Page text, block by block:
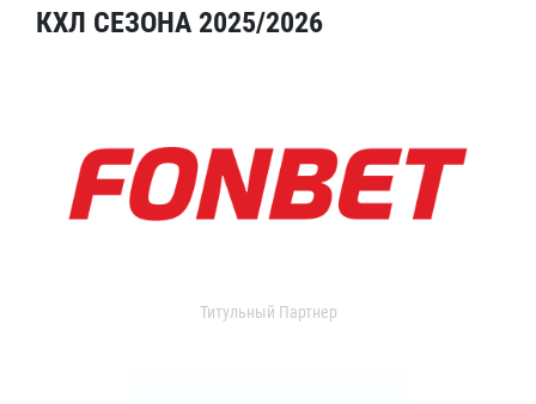
КХЛ СЕЗОНА 2025/2026
Титульный Партнер